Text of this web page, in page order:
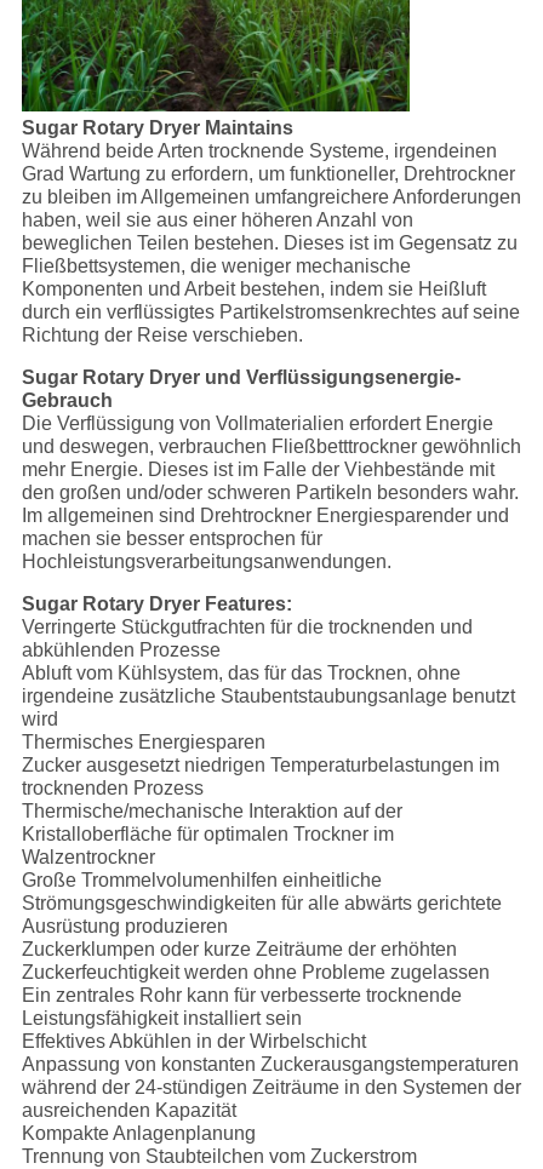
Sugar Rotary Dryer Maintains
Während beide Arten trocknende Systeme, irgendeinen
Grad Wartung zu erfordern, um funktioneller, Drehtrockner
zu bleiben im Allgemeinen umfangreichere Anforderungen
haben, weil sie aus einer höheren Anzahl von
beweglichen Teilen bestehen. Dieses ist im Gegensatz zu
Fließbettsystemen, die weniger mechanische
Komponenten und Arbeit bestehen, indem sie Heißluft
durch ein verflüssigtes Partikelstromsenkrechtes auf seine
Richtung der Reise verschieben.
Sugar Rotary Dryer und Verflüssigungsenergie-
Gebrauch
Die Verflüssigung von Vollmaterialien erfordert Energie
und deswegen, verbrauchen Fließbetttrockner gewöhnlich
mehr Energie. Dieses ist im Falle der Viehbestände mit
den großen und/oder schweren Partikeln besonders wahr.
Im allgemeinen sind Drehtrockner Energiesparender und
machen sie besser entsprochen für
Hochleistungsverarbeitungsanwendungen.
Sugar Rotary Dryer Features:
Verringerte Stückgutfrachten für die trocknenden und
abkühlenden Prozesse
Abluft vom Kühlsystem, das für das Trocknen, ohne
irgendeine zusätzliche Staubentstaubungsanlage benutzt
wird
Thermisches Energiesparen
Zucker ausgesetzt niedrigen Temperaturbelastungen im
trocknenden Prozess
Thermische/mechanische Interaktion auf der
Kristalloberfläche für optimalen Trockner im
Walzentrockner
Große Trommelvolumenhilfen einheitliche
Strömungsgeschwindigkeiten für alle abwärts gerichtete
Ausrüstung produzieren
Zuckerklumpen oder kurze Zeiträume der erhöhten
Zuckerfeuchtigkeit werden ohne Probleme zugelassen
Ein zentrales Rohr kann für verbesserte trocknende
Leistungsfähigkeit installiert sein
Effektives Abkühlen in der Wirbelschicht
Anpassung von konstanten Zuckerausgangstemperaturen
während der 24-stündigen Zeiträume in den Systemen der
ausreichenden Kapazität
Kompakte Anlagenplanung
Trennung von Staubteilchen vom Zuckerstrom